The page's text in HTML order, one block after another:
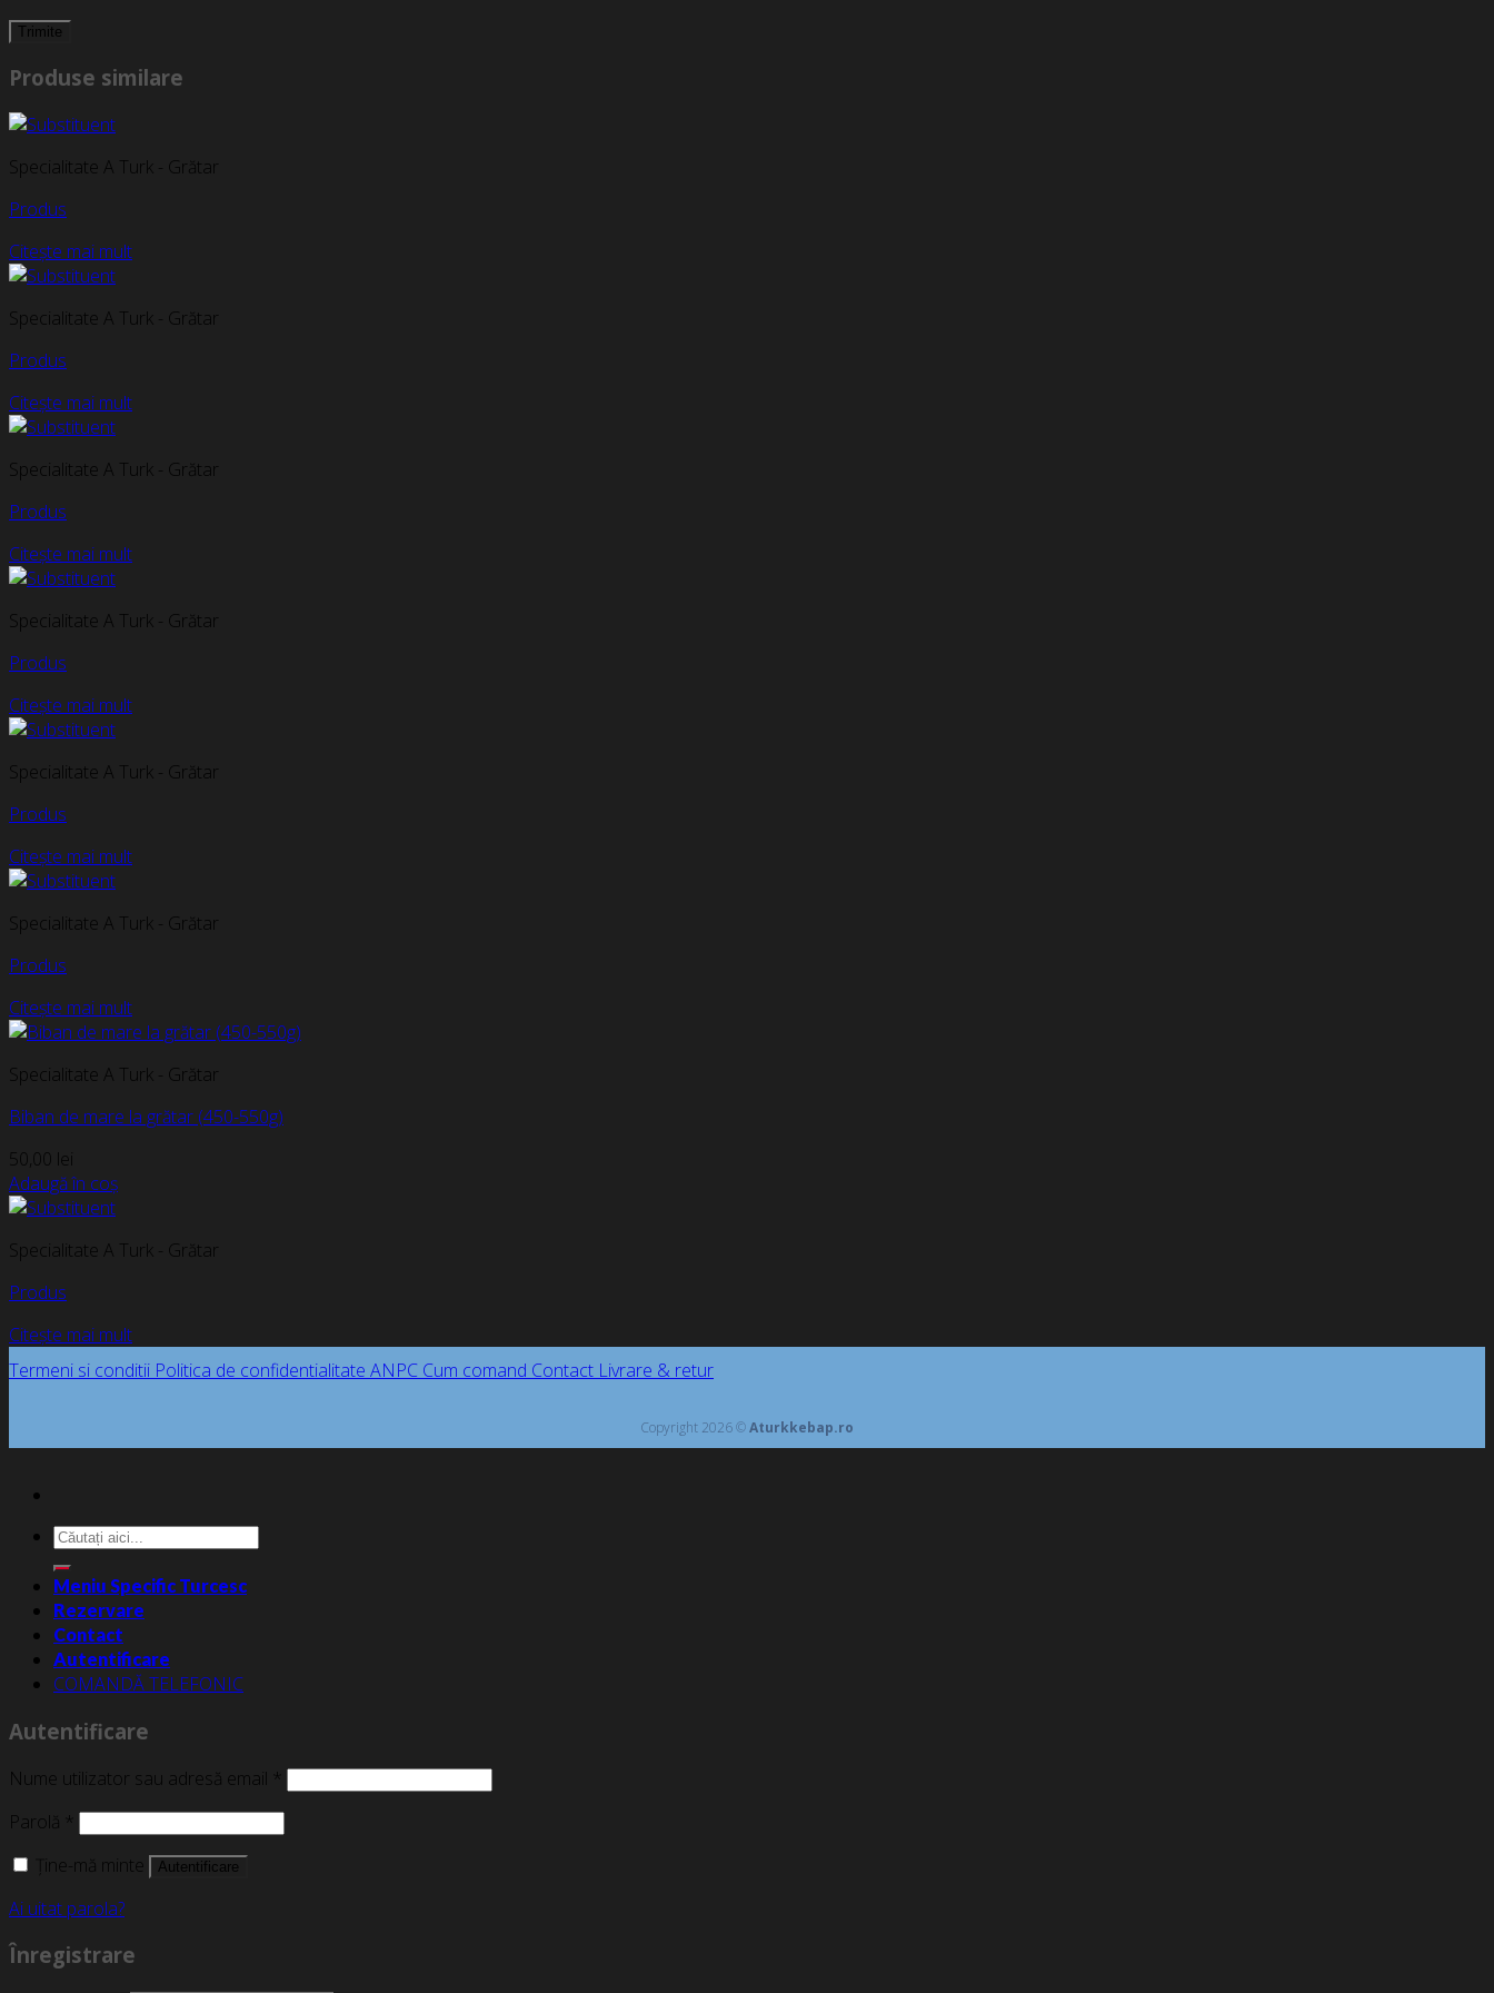
Produse similare
Specialitate A Turk - Grătar
Produs
Citește mai mult
Specialitate A Turk - Grătar
Produs
Citește mai mult
Specialitate A Turk - Grătar
Produs
Citește mai mult
Specialitate A Turk - Grătar
Produs
Citește mai mult
Specialitate A Turk - Grătar
Produs
Citește mai mult
Specialitate A Turk - Grătar
Produs
Citește mai mult
Specialitate A Turk - Grătar
Biban de mare la grătar (450-550g)
50,00 lei
Adaugă în coș
Specialitate A Turk - Grătar
Produs
Citește mai mult
Termeni si conditii Politica de confidentialitate ANPC Cum comand Contact Livrare & retur
Copyright 2026 ©Aturkkebap.ro
Caută
după:
Meniu Specific Turcesc
Rezervare
Contact
Autentificare
COMANDĂ TELEFONIC
Autentificare
Nume utilizator sau adresă email *
Parolă *
Ține-mă minte
Autentificare
Ai uitat parola?
Înregistrare